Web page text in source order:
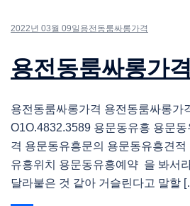
2022년 03월 09일 용전동룸싸롱가격
용전동룸싸롱가격
용전동룸싸롱가격 용전동룸싸롱가
O1O.4832.3589 용문동유흥 용문
격 용문동유흥문의 용문동유흥견
유흥위치 용문동유흥예약 을 봐서
달라붙은 것 같아 거슬린다고 말할